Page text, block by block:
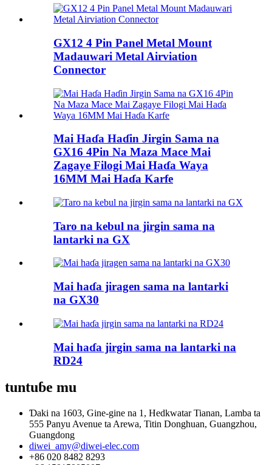
GX12 4 Pin Panel Metal Mount
Madauwari Metal Airviation
Connector
Mai Haɗa Haɗin Jirgin Sama na
GX16 4Pin Na Maza Mace Mai
Zagaye Filogi Mai Haɗa Waya
16MM Mai Haɗa Karfe
Taro na kebul na jirgin sama na
lantarki na GX
Mai haɗa jiragen sama na lantarki
na GX30
Mai haɗa jirgin sama na lantarki na
RD24
tuntuɓe mu
Ɗaki na 1603, Gine-gine na 1, Hedkwatar Tianan, Lamba ta
555 Panyu Avenue ta Arewa, Titin Donghuan, Guangzhou,
Guangdong
diwei_amy@diwei-elec.com
+86 020 8482 8293